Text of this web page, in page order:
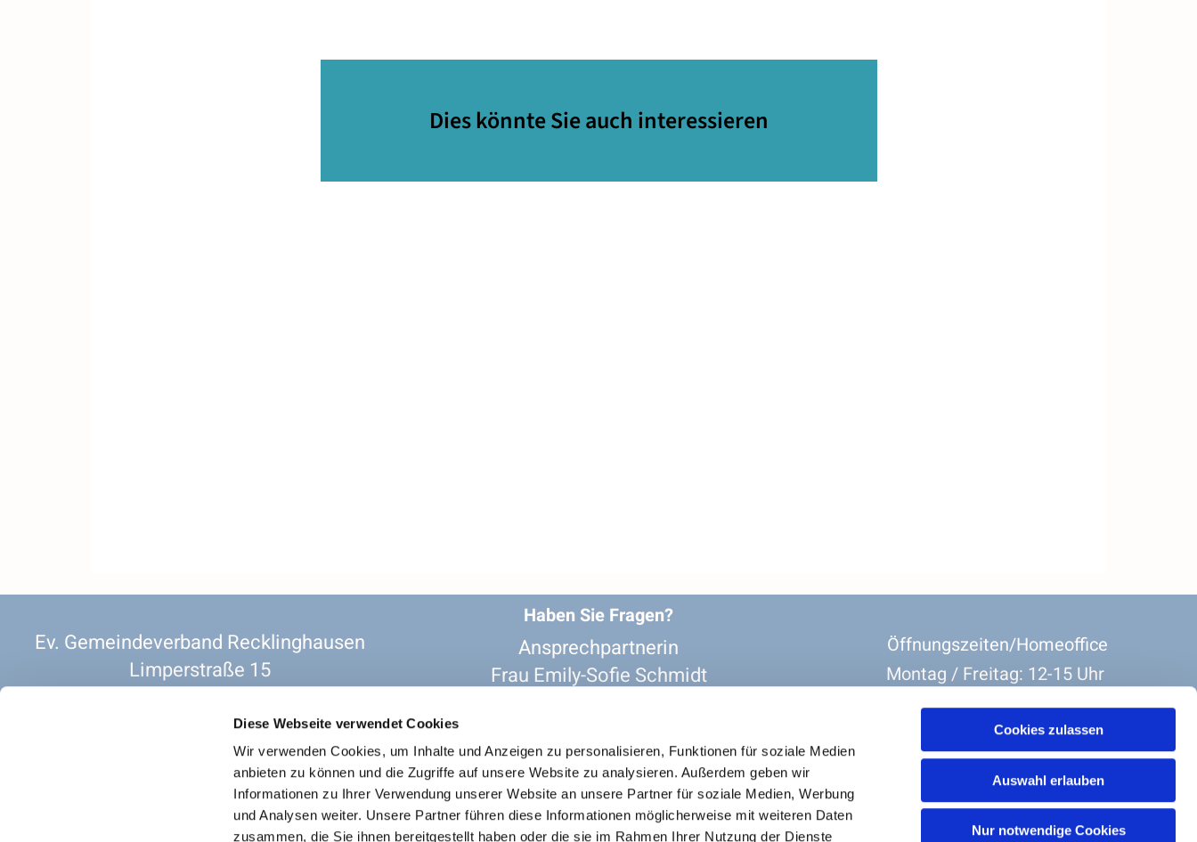
Diese Webseite verwendet Cookies
Wir verwenden Cookies, um Inhalte und Anzeigen zu personalisieren, Funktionen für soziale Medien
anbieten zu können und die Zugriffe auf unsere Website zu analysieren. Außerdem geben wir
Informationen zu Ihrer Verwendung unserer Website an unsere Partner für soziale Medien, Werbung
und Analysen weiter. Unsere Partner führen diese Informationen möglicherweise mit weiteren Daten
zusammen, die Sie ihnen bereitgestellt haben oder die sie im Rahmen Ihrer Nutzung der Dienste
Cookies zulassen
Auswahl erlauben
Nur notwendige Cookies
Dies könnte Sie auch interessieren
Ev. Gemeindeverband Recklinghausen
Limperstraße 15
2 OG. Raum 201
Vorsitzender. Pfarrer Christian Siebold
Haben Sie Fragen?
Ansprechpartnerin
Frau Emily-Sofie Schmidt
re-gv-recklinghausen@kk-ekvw.de
 evangelisch_in_recklinghausen
Öffnungszeiten/Homeoffice
Montag / Freitag: 12-15 Uhr
Dienstag-Donnerstag: 8:30 Uhr-11:30 Uhr
Datenschutz für Soziale Netzwerke Datenschutz zur Weitergabe an Dritte Barrierefreiheit